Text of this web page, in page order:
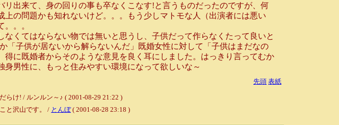
出来て、身の回りの事も卒なくこなす!と言うものだったのですが、何
の問題かも知れないけど。。。もう少しマトモな人（出演者には悪い
。。
くてはならない物では無いと思うし、子供だって作らなくたって良いと
「子供が居ないから解らないんだ」既婚女性に対して「子供はまだなの
に既婚者からそのような意見を良く耳にしました。はっきり言ってむか
男性に、もっと住みやすい環境になって欲しいな～
先頭 表紙
け! / ルンルン～♪ ( 2001-08-29 21:22 )
と沢山です。 / とんぼ( 2001-08-28 23:18 )